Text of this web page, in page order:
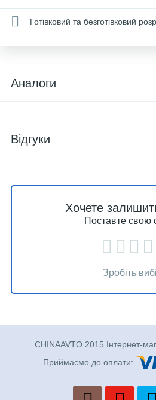
Готівковий та безготівковий
Аналоги
Відгуки
Хочете
Поставте свою
Зробіть
CHINAAVTO 2015 Інтернет-
Приймаємо до оплати: